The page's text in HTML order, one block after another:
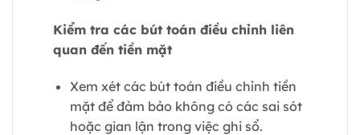
Kiểm tra các bút toán điều chỉnh liên
quan đến tiền mặt
Xem xét các bút toán điều chỉnh tiền
mặt để đảm bảo không có các sai sót
hoặc gian lận trong việc ghi sổ.